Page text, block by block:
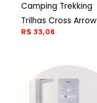
Camping Trekking
Trilhas Cross Arrow
R$ 33,06